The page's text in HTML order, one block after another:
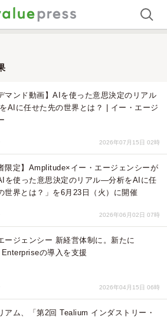
マンド動画】AIを使った意思決定のリアル
AIに任せた先の世界とは？ | イー・エージ
2026年07月15日 02時
限定】Amplitude×イー・エージェンシーが
を使った意思決定のリアル—分析をAIに任
世界とは？」を6月23日（火）に開催
2026年06月02日 07時
ージェンシー 新経営体制に。新たに
の導入を支援
2026年04月15日 06時
アム、「第2回 Tealium インダストリー・